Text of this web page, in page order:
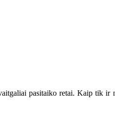
pasitaiko retai. Kaip tik